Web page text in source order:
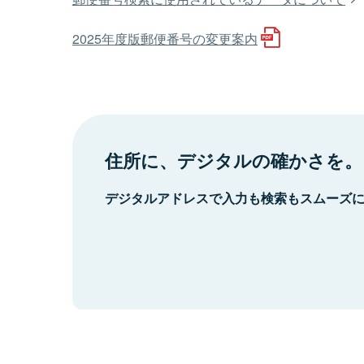
2025年度版郵便番号の変更案内
住所に、デジタルの確かさを。
デジタルアドレスで入力も検索もスムーズ